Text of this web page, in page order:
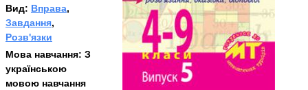
Вид: Вправа,
Завдання,
Розв'язки
Мова навчання: З
українською
мовою навчання